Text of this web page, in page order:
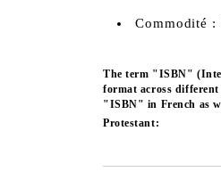
Commodité :
The term "ISBN"
format across
"ISBN" in French as
Protestant: